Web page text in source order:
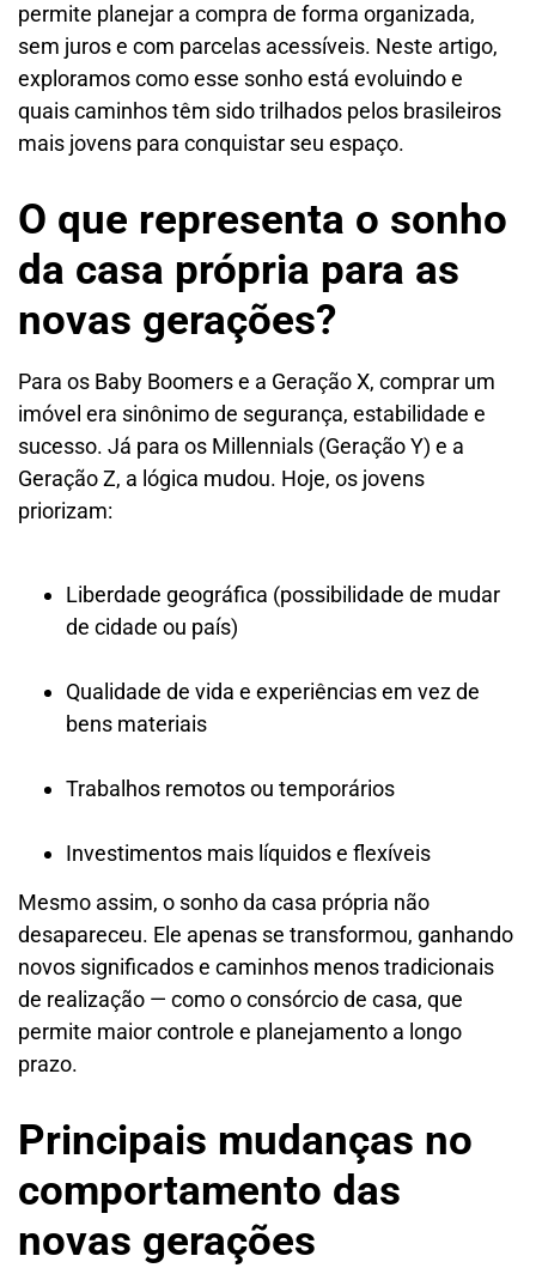
permite planejar a compra de forma organizada,
sem juros e com parcelas acessíveis. Neste artigo,
exploramos como esse sonho está evoluindo e
quais caminhos têm sido trilhados pelos brasileiros
mais jovens para conquistar seu espaço.
O que representa o sonho
da casa própria para as
novas gerações?
Para os Baby Boomers e a Geração X, comprar um
imóvel era sinônimo de segurança, estabilidade e
sucesso. Já para os Millennials (Geração Y) e a
Geração Z, a lógica mudou. Hoje, os jovens
priorizam:
Liberdade geográfica (possibilidade de mudar
de cidade ou país)
Qualidade de vida e experiências em vez de
bens materiais
Trabalhos remotos ou temporários
Investimentos mais líquidos e flexíveis
Mesmo assim, o sonho da casa própria não
desapareceu. Ele apenas se transformou, ganhando
novos significados e caminhos menos tradicionais
de realização — como o consórcio de casa, que
permite maior controle e planejamento a longo
prazo.
Principais mudanças no
comportamento das
novas gerações